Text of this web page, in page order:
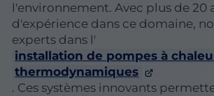
l'environnement. Avec plus de 20
d'expérience dans ce domaine,
experts dans l'
installation de pompes à
thermodynamiques
. Ces systèmes innovants